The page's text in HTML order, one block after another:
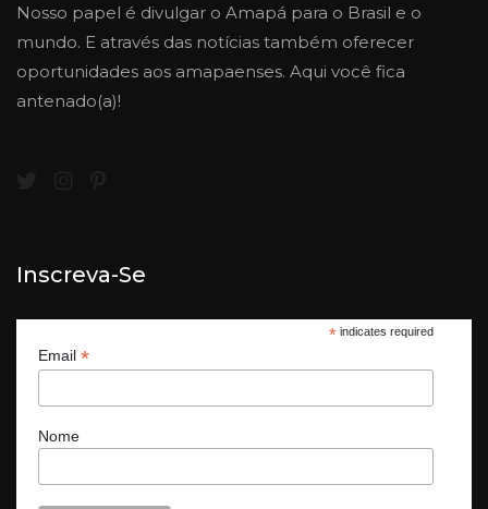
Nosso papel é divulgar o Amapá para o Brasil e o
mundo. E através das notícias também oferecer
oportunidades aos amapaenses. Aqui você fica
antenado(a)!
Inscreva-Se
*indicates required
Email *
Nome